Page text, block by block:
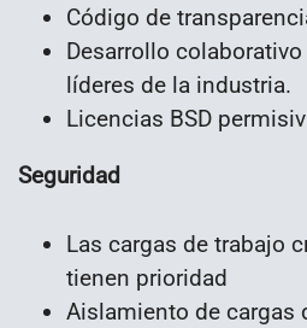
Código de
Desarrollo
líderes de la industria.
Licencias BSD
Seguridad
Las cargas de trabajo
tienen prioridad
Aislamiento de cargas